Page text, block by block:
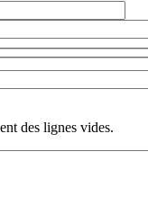
des lignes vides.